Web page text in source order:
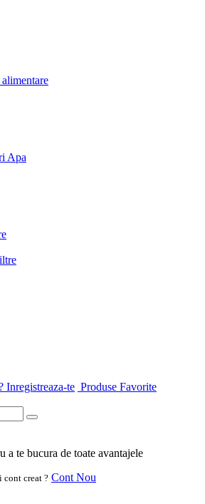
Apa
Inregistreaza-te Produse Favorite
a te bucura de toate avantajele
cont creat ? Cont Nou